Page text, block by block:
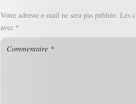
Votre adresse e-mail ne sera pas publiée. Les
avec *